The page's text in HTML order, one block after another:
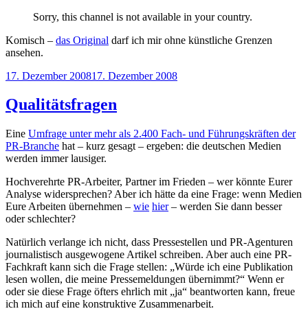
Sorry, this channel is not available in your country.
Komisch – das Original darf ich mir ohne künstliche Grenzen
ansehen.
Veröffentlicht
17. Dezember 200817. Dezember 2008
Qualitätsfragen
Eine Umfrage unter mehr als 2.400 Fach- und Führungskräften der
PR-Branche hat – kurz gesagt – ergeben: die deutschen Medien
werden immer lausiger.
Hochverehrte PR-Arbeiter, Partner im Frieden – wer könnte Eurer
Analyse widersprechen? Aber ich hätte da eine Frage: wenn Medien
Eure Arbeiten übernehmen – wie hier– werden Sie dann besser
oder schlechter?
Natürlich verlange ich nicht, dass Pressestellen und PR-Agenturen
journalistisch ausgewogene Artikel schreiben. Aber auch eine PR-
Fachkraft kann sich die Frage stellen: „Würde ich eine Publikation
lesen wollen, die meine Pressemeldungen übernimmt?“ Wenn er
oder sie diese Frage öfters ehrlich mit „ja“ beantworten kann, freue
ich mich auf eine konstruktive Zusammenarbeit.